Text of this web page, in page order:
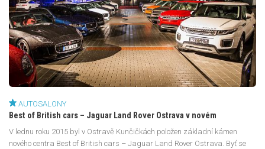
AUTOSALONY
Best of British cars – Jaguar Land Rover Ostrava v novém
V lednu roku 2015 byl v Ostravě Kunčičkách položen základní kámen
nového centra Best of British cars – Jaguar Land Rover Ostrava. Byť se